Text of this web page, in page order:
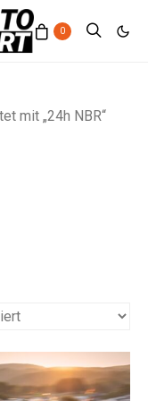
0
mit „24h NBR“